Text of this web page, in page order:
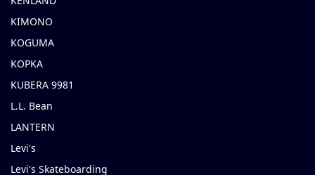
KIMONO
KOGUMA
KOPKA
KUBERA 9981
L.L. Bean
LANTERN
Levi's
Levi's Skateboarding